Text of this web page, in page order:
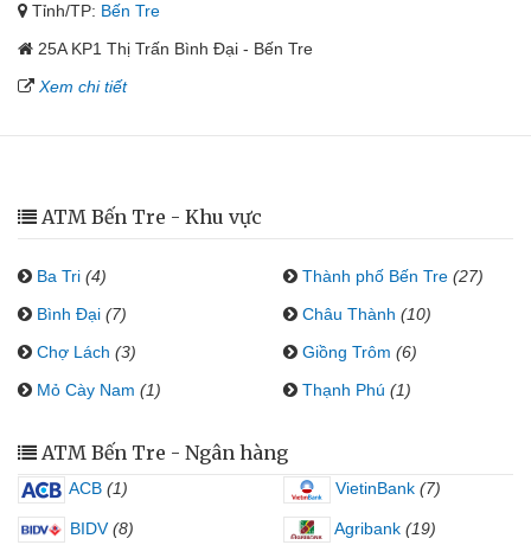
Tỉnh/TP: Bến Tre
25A KP1 Thị Trấn Bình Đại - Bến Tre
Xem chi tiết
ATM Bến Tre - Khu vực
Ba Tri (4) Thành phố Bến Tre (27)
Bình Đại (7) Châu Thành (10)
Chợ Lách (3) Giồng Trôm (6)
Mỏ Cày Nam (1) Thạnh Phú (1)
ATM Bến Tre - Ngân hàng
ACB (1) VietinBank (7)
BIDV (8) Agribank (19)